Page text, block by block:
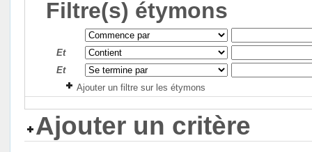
Filtre(s) étymons
Et
Et
Ajouter un filtre sur les étymons
Ajouter un critère